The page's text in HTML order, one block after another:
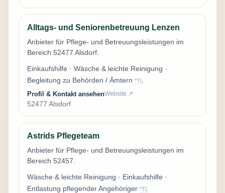
Alltags- und Seniorenbetreuung Lenzen
Anbieter für Pflege- und Betreuungsleistungen im
Bereich 52477 Alsdorf.
Einkaufshilfe · Wäsche & leichte Reinigung ·
Begleitung zu Behörden / Ämtern *TL
Profil & Kontakt ansehenWebsite ↗
52477 Alsdorf
Astrids Pflegeteam
Anbieter für Pflege- und Betreuungsleistungen im
Bereich 52457.
Wäsche & leichte Reinigung · Einkaufshilfe ·
Entlastung pflegender Angehöriger *TL